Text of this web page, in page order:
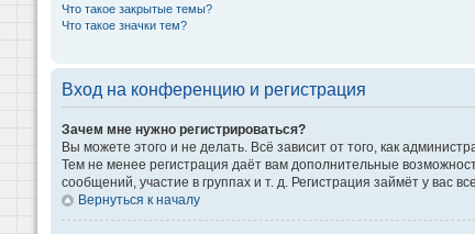
Что такое закрытые темы?
Что такое значки тем?
Вход на конференцию и регистрация
Зачем мне нужно регистрироваться?
Вы можете этого и не делать. Всё зависит от того, как
Тем не менее регистрация даёт вам дополнительные
сообщений, участие в группах и т. д. Регистрация займёт у вас
Вернуться к началу